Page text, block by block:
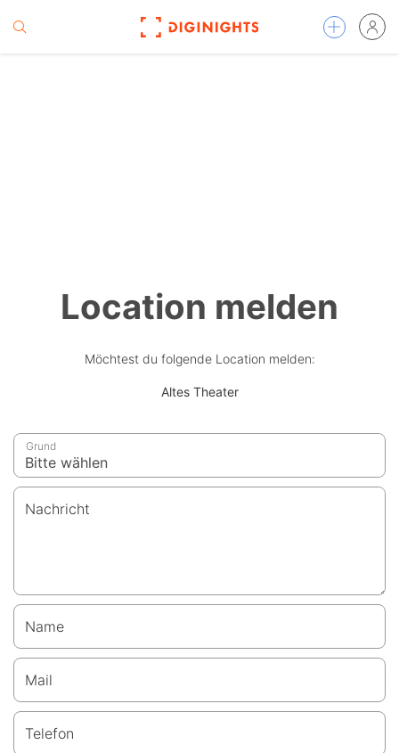
Location melden
Möchtest du folgende Location melden:
Altes Theater
Grund
Nachricht
Name
Mail
Telefon